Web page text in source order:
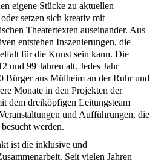
eigene Stücke zu aktuellen
setzen sich kreativ mit
Theatertexten auseinander. Aus
entstehen Inszenierungen, die
für die Kunst sein kann. Die
und 99 Jahren alt. Jedes Jahr
Bürger aus Mülheim an der Ruhr und
Monate in den Projekten der
dem dreiköpfigen Leitungsteam
und Aufführungen, die
werden.
ist die inklusive und
Seit vielen Jahren